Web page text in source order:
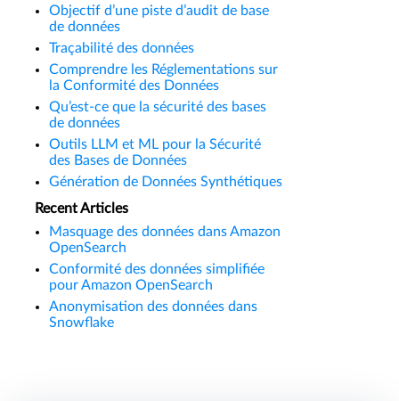
Objectif d’une piste d’audit de base
de données
Traçabilité des données
Comprendre les Réglementations sur
la Conformité des Données
Qu’est-ce que la sécurité des bases
de données
Outils LLM et ML pour la Sécurité
des Bases de Données
Génération de Données Synthétiques
Recent Articles
Masquage des données dans Amazon
OpenSearch
Conformité des données simplifiée
pour Amazon OpenSearch
Anonymisation des données dans
Snowflake